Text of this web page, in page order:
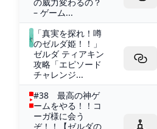
– ゲーム...
「真実を探れ！噂
のゼルダ姫！！」
ゼルダ ティアキン
攻略「エピソード
チャレンジ...
#38 最高の神ゲ
ームをやる！！コ
ーガ様に会う
ぞ！！【ゼルダの